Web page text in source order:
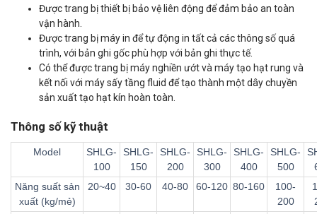
Được trang bị thiết bị bảo vệ liên động để đảm bảo an toàn
vận hành.
Được trang bị máy in để tự động in tất cả các thông số quá
trình, với bản ghi gốc phù hợp với bản ghi thực tế.
Có thể được trang bị máy nghiền ướt và máy tạo hạt rung và
kết nối với máy sấy tầng fluid để tạo thành một dây chuyền
sản xuất tạo hạt kín hoàn toàn.
Thông số kỹ thuật
Model
SHLG-
100
SHLG-
150
SHLG-
200
SHLG-
300
SHLG-
400
SHLG-
500
Năng suất sản
xuất (kg/mẻ)
20~40 30-60 40-80 60-120 80-160
100-
200